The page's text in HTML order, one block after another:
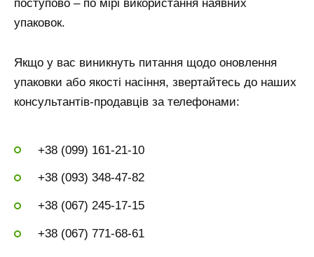
поступово – по мірі використання наявних
упаковок.
Якщо у вас виникнуть питання щодо оновлення
упаковки або якості насіння, звертайтесь до наших
консультантів-продавців за телефонами:
+38 (099) 161-21-10
+38 (093) 348-47-82
+38 (067) 245-17-15
+38 (067) 771-68-61